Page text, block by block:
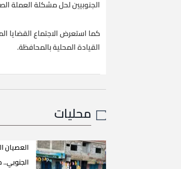
الجنوبيين لحل مشكلة العملة
كما استعرض الاجتماع القضايا
القيادة المحلية بالمحافظة.
محليات
العصيان